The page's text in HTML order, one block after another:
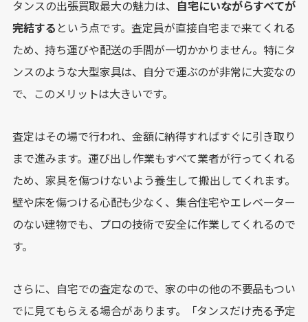
タンスの出張買取最大の魅力は、 自宅にいながらすべてが
完結する という点です。査定員が直接自宅まで来てくれる
ため、持ち運びや配送の手間が一切かかりません。特にタ
ンスのような大型家具は、自分で運ぶのが非常に大変なの
で、このメリットは大きいです。
査定はその場で行われ、金額に納得すればすぐに引き取り
まで進みます。運び出し作業もすべて業者が行ってくれる
ため、家具を傷つけないよう養生して搬出してくれます。
壁や床を傷つける心配も少なく、集合住宅やエレベーター
のない建物でも、プロの技術で安全に作業してくれるので
す。
さらに、自宅での査定なので、家の中の他の不要品もつい
でに見てもらえる場合があります。「タンスだけ売る予定